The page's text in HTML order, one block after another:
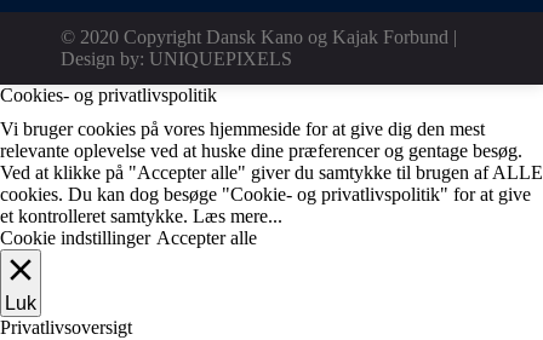
© 2020 Copyright Dansk Kano og Kajak Forbund |
Design by: UNIQUEPIXELS
Cookies- og privatlivspolitik
Vi bruger cookies på vores hjemmeside for at give dig den mest
relevante oplevelse ved at huske dine præferencer og gentage besøg.
Ved at klikke på "Accepter alle" giver du samtykke til brugen af ​​ALLE
cookies. Du kan dog besøge "Cookie- og privatlivspolitik" for at give
et kontrolleret samtykke. Læs mere...
Cookie indstillinger Accepter alle
Luk
Privatlivsoversigt